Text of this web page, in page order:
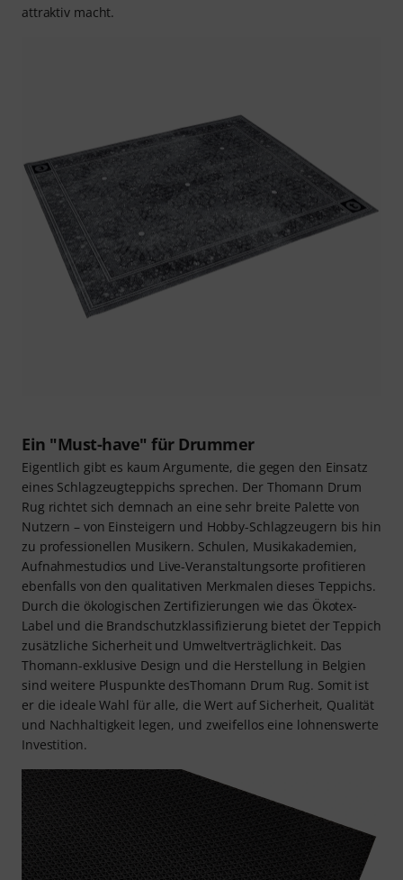
attraktiv macht.
Ein "Must-have" für Drummer
Eigentlich gibt es kaum Argumente, die gegen den Einsatz
eines Schlagzeugteppichs sprechen. Der Thomann Drum
Rug richtet sich demnach an eine sehr breite Palette von
Nutzern – von Einsteigern und Hobby-Schlagzeugern bis hin
zu professionellen Musikern. Schulen, Musikakademien,
Aufnahmestudios und Live-Veranstaltungsorte profitieren
ebenfalls von den qualitativen Merkmalen dieses Teppichs.
Durch die ökologischen Zertifizierungen wie das Ökotex-
Label und die Brandschutzklassifizierung bietet der Teppich
zusätzliche Sicherheit und Umweltverträglichkeit. Das
Thomann-exklusive Design und die Herstellung in Belgien
sind weitere Pluspunkte desThomann Drum Rug. Somit ist
er die ideale Wahl für alle, die Wert auf Sicherheit, Qualität
und Nachhaltigkeit legen, und zweifellos eine lohnenswerte
Investition.